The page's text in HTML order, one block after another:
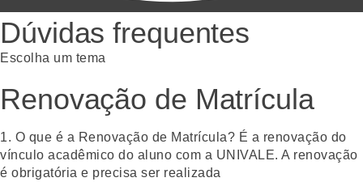
Dúvidas frequentes
Escolha um tema
Renovação de Matrícula
1. O que é a Renovação de Matrícula? É a renovação do
vínculo acadêmico do aluno com a UNIVALE. A renovação
é obrigatória e precisa ser realizada